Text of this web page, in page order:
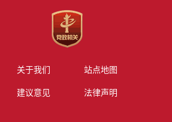
关于我们 站点地图
建议意见 法律声明